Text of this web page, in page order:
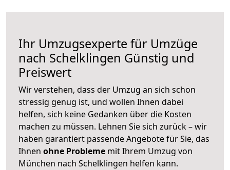
Ihr Umzugsexperte für Umzüge
nach Schelklingen Günstig und
Preiswert
Wir verstehen, dass der Umzug an sich schon
stressig genug ist, und wollen Ihnen dabei
helfen, sich keine Gedanken über die Kosten
machen zu müssen. Lehnen Sie sich zurück – wir
haben garantiert passende Angebote für Sie, das
Ihnen ohne Probleme mit Ihrem Umzug von
München nach Schelklingen helfen kann.